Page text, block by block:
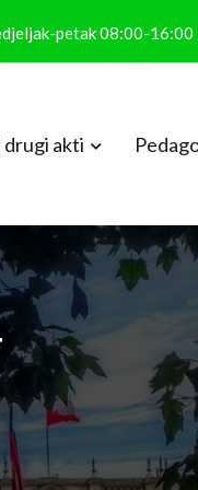
petak 08:00-16:00
drugi akti